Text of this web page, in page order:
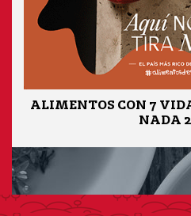
ALIMENTOS CON 7
NADA